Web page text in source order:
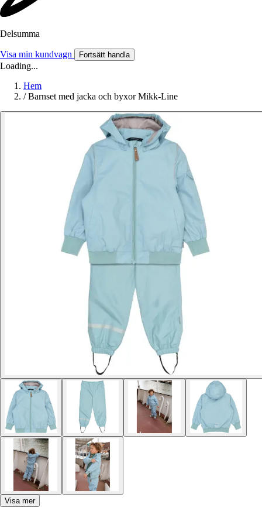
Delsumma
Visa min kundvagn Fortsätt handla
Loading...
Hem
/ Barnset med jacka och byxor Mikk-Line
Visa mer